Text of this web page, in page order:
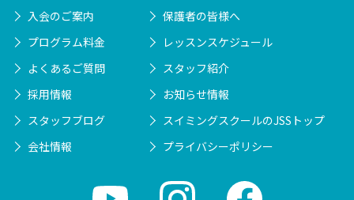
入会のご案内
保護者の皆様へ
プログラム料金
レッスンスケジュール
よくあるご質問
スタッフ紹介
採用情報
お知らせ情報
スタッフブログ
スイミングスクールのJSSトップ
会社情報
プライバシーポリシー